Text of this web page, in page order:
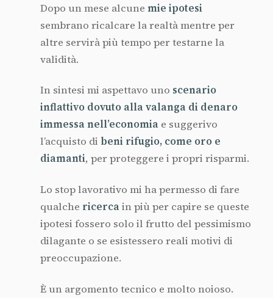
Dopo un mese alcune mie ipotesi
sembrano ricalcare la realtà mentre per
altre servirà più tempo per testarne la
validità.
In sintesi mi aspettavo uno scenario
inflattivo dovuto alla valanga di denaro
immessa nell’economiae suggerivo
l’acquisto di beni rifugio, come oro e
diamanti, per proteggere i propri risparmi.
Lo stop lavorativo mi ha permesso di fare
qualche ricercain più per capire se queste
ipotesi fossero solo il frutto del pessimismo
dilagante o se esistessero reali motivi di
preoccupazione.
È un argomento tecnico e molto noioso.